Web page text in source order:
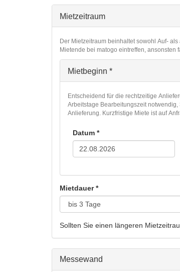
Mietzeitraum
Der Mietzeitraum beinhaltet sowohl Auf-
Mietende bei matogo eintreffen,
Mietbeginn *
Entscheidend für die rechtzeitige
Arbeitstage Bearbeitungszeit
Anlieferung. Kurzfristige Miete ist auf
Datum *
Mietdauer*
Sollten Sie einen längeren
Messewand